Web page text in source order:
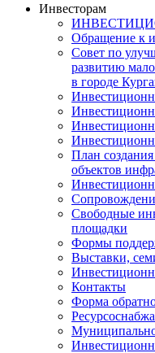
Инвесторам
Обращение к
Совет по
развитию
в городе
План
объектов
Свободные
площадки
Формы
Выставки,
Контакты
Форма